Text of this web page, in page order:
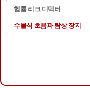
헬륨 리크 디텍터
수몰식 초음파 탐상 장지